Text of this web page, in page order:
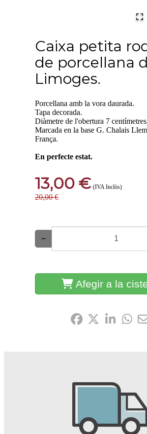
Caixa petita
de porcellana
Limoges.
Porcellana amb la vora daurada.
Tapa decorada.
Diàmetre de l'obertura 7
Marcada en la base G. Chalais
França.
En perfecte estat.
13,00 € (IVA Inclòs)
20,00 €
−
Afegir a la